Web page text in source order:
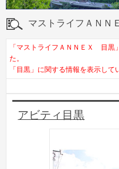
マストライフＡＮ
「マストライフＡＮＮＥＸ 目黒
た。
「目黒」に関する情報を表示して
アビティ目黒